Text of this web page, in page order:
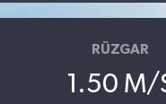
RÜZGAR
1.50 M/